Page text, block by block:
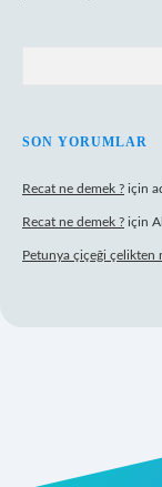
SON YORUMLAR
Recat ne demek ? için
Recat ne demek ? için
Petunya çiçeği çelikten